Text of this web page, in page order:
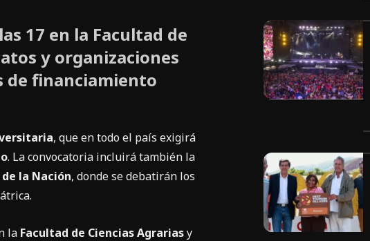
17 en la Facultad de
y organizaciones
de financiamiento
, que en todo el país exigirá
. La convocatoria incluirá también la
la Nación, donde se debatirán los
la Facultad de Ciencias Agrariasy